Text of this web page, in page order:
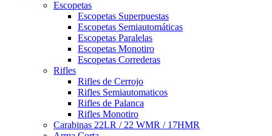
Escopetas
Escopetas Superpuestas
Escopetas Semiautomáticas
Escopetas Paralelas
Escopetas Monotiro
Escopetas Correderas
Rifles
Rifles de Cerrojo
Rifles Semiautomaticos
Rifles de Palanca
Rifles Monotiro
Carabinas 22LR / 22 WMR / 17HMR